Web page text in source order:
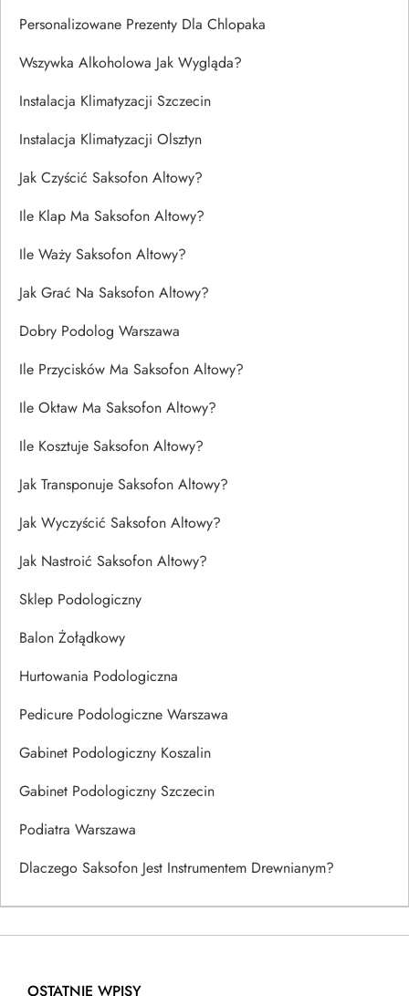
Personalizowane Prezenty Dla Chlopaka
Wszywka Alkoholowa Jak Wygląda?
Instalacja Klimatyzacji Szczecin
Instalacja Klimatyzacji Olsztyn
Jak Czyścić Saksofon Altowy?
Ile Klap Ma Saksofon Altowy?
Ile Waży Saksofon Altowy?
Jak Grać Na Saksofon Altowy?
Dobry Podolog Warszawa
Ile Przycisków Ma Saksofon Altowy?
Ile Oktaw Ma Saksofon Altowy?
Ile Kosztuje Saksofon Altowy?
Jak Transponuje Saksofon Altowy?
Jak Wyczyścić Saksofon Altowy?
Jak Nastroić Saksofon Altowy?
Sklep Podologiczny
Balon Żołądkowy
Hurtowania Podologiczna
Pedicure Podologiczne Warszawa
Gabinet Podologiczny Koszalin
Gabinet Podologiczny Szczecin
Podiatra Warszawa
Dlaczego Saksofon Jest Instrumentem Drewnianym?
OSTATNIE WPISY